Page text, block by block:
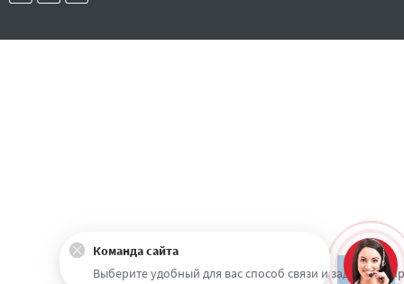
Наверх
Команда сайта
Выберите удобный для вас способ связи и задайте